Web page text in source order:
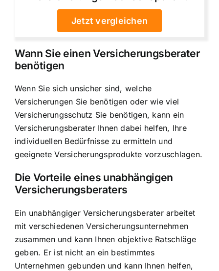
Jetzt vergleichen
Wann Sie einen Versicherungsberater
benötigen
Wenn Sie sich unsicher sind, welche
Versicherungen Sie benötigen oder wie viel
Versicherungsschutz Sie benötigen, kann ein
Versicherungsberater Ihnen dabei helfen, Ihre
individuellen Bedürfnisse zu ermitteln und
geeignete Versicherungsprodukte vorzuschlagen.
Die Vorteile eines unabhängigen
Versicherungsberaters
Ein unabhängiger Versicherungsberater arbeitet
mit verschiedenen Versicherungsunternehmen
zusammen und kann Ihnen objektive Ratschläge
geben. Er ist nicht an ein bestimmtes
Unternehmen gebunden und kann Ihnen helfen,